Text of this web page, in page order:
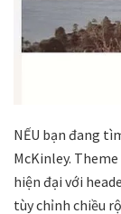
NẾU bạn đang
McKinley.
hiện đại với
tùy chỉnh chiều